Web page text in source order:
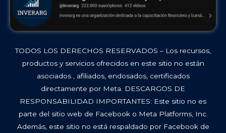
TODOS LOS DERECHOS RESERVADOS – Los recursos,
productos y servicios ofrecidos en este sitio no están
asociados , afiliados, endosados, certificados
directamente por Meta. DESCARGOS DE
RESPONSABILIDAD IMPORTANTES: Este sitio no es
parte del sitio web de Facebook o Meta Platforms, Inc.
Además, este sitio no está respaldado por Facebook de